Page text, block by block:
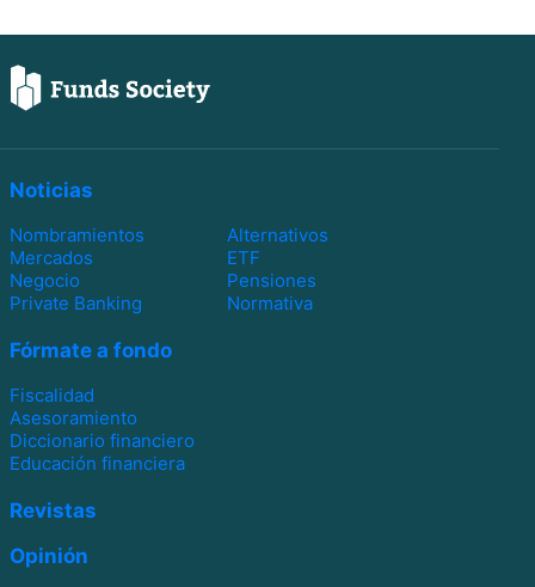
Noticias
Nombramientos
Alternativos
Mercados
ETF
Negocio
Pensiones
Private Banking
Normativa
Fórmate a fondo
Fiscalidad
Asesoramiento
Diccionario financiero
Educación financiera
Revistas
Opinión